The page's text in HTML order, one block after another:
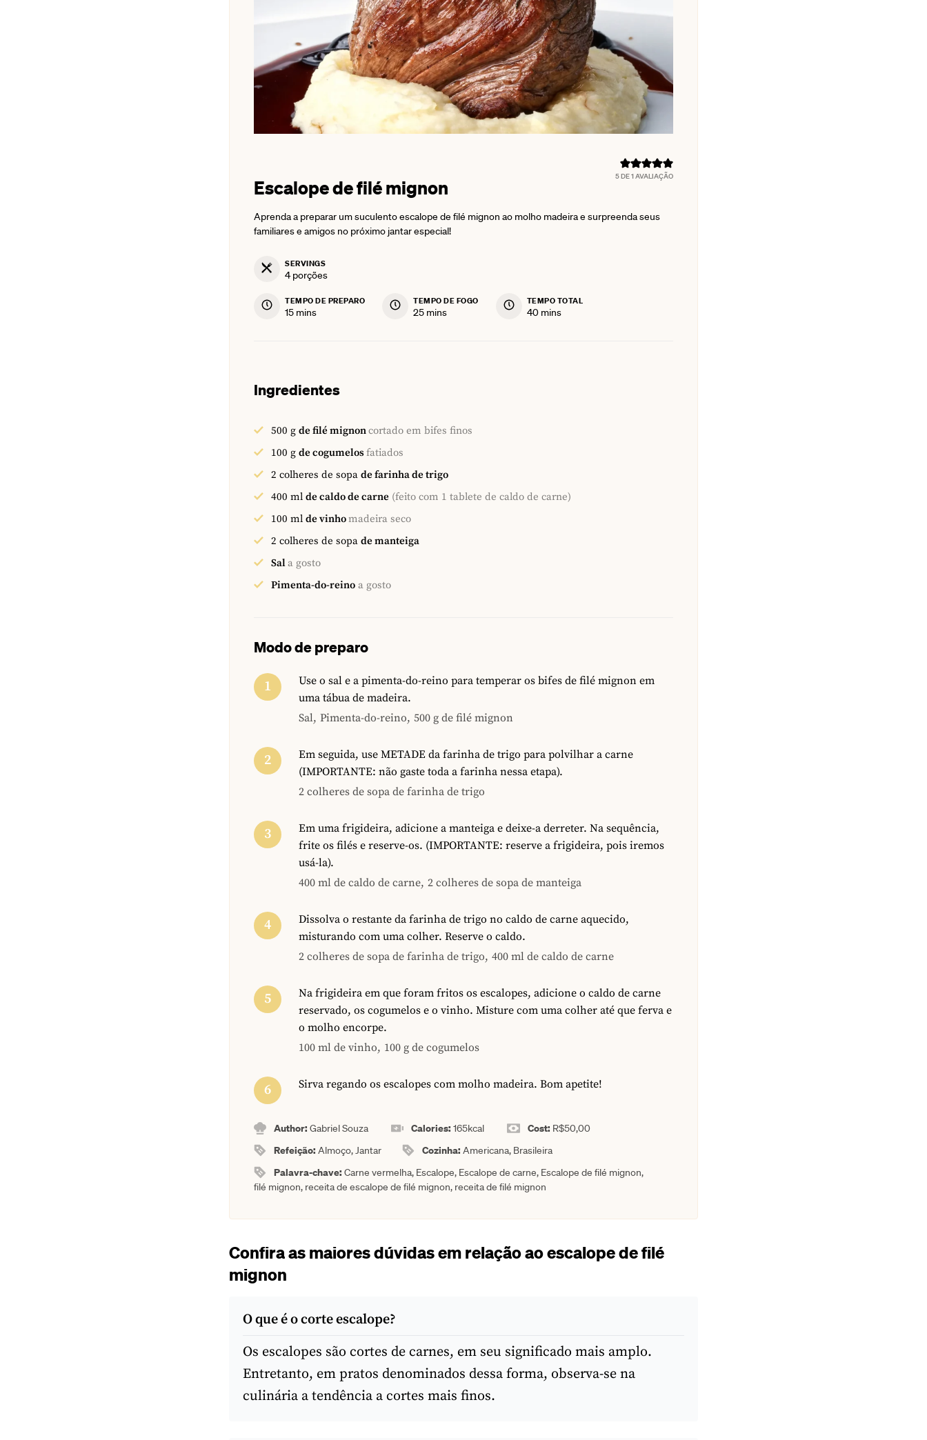
5DE 1 AVALIAÇÃO
Escalope de filé mignon
Aprenda a preparar um suculento escalope de filé mignon ao molho madeira e surpreenda seus
familiares e amigos no próximo jantar especial!
SERVINGS
4 porções
TEMPO DE PREPARO
15minutes
mins
TEMPO DE FOGO
25minutes
mins
TEMPO TOTAL
40minutes
mins
Ingredientes
500 g de filé mignoncortado em bifes finos
100 g de cogumelosfatiados
2 colheres de sopa de farinha de trigo
400 ml de caldo de carne (feito com 1 tablete de caldo de carne)
100 ml de vinhomadeira seco
2 colheres de sopa de manteiga
Sala gosto
Pimenta-do-reino a gosto
Modo de preparo
Use o sal e a pimenta-do-reino para temperar os bifes de filé mignon em
uma tábua de madeira.
Sal, Pimenta-do-reino, 500 g de filé mignon
Em seguida, use METADE da farinha de trigo para polvilhar a carne
(IMPORTANTE: não gaste toda a farinha nessa etapa).
2 colheres de sopa de farinha de trigo
Em uma frigideira, adicione a manteiga e deixe-a derreter. Na sequência,
frite os filés e reserve-os. (IMPORTANTE: reserve a frigideira, pois iremos
usá-la).
400 ml de caldo de carne, 2 colheres de sopa de manteiga
Dissolva o restante da farinha de trigo no caldo de carne aquecido,
misturando com uma colher. Reserve o caldo.
2 colheres de sopa de farinha de trigo, 400 ml de caldo de carne
Na frigideira em que foram fritos os escalopes, adicione o caldo de carne
reservado, os cogumelos e o vinho. Misture com uma colher até que ferva e
o molho encorpe.
100 ml de vinho, 100 g de cogumelos
Sirva regando os escalopes com molho madeira. Bom apetite!
Author:Gabriel Souza Calories:165kcal Cost: R$50,00
Refeição:Almoço, Jantar Cozinha:Americana, Brasileira
Palavra-chave:Carne vermelha, Escalope, Escalope de carne, Escalope de filé mignon,
filé mignon, receita de escalope de filé mignon, receita de filé mignon
Confira as maiores dúvidas em relação ao escalope de filé
mignon
O que é o corte escalope?
Os escalopes são cortes de carnes, em seu significado mais amplo.
Entretanto, em pratos denominados dessa forma, observa-se na
culinária a tendência a cortes mais finos.